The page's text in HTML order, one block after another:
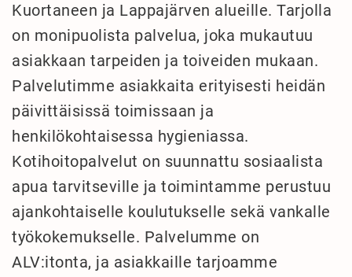
Kuortaneen ja Lappajärven alueille. Tarjolla
on monipuolista palvelua, joka mukautuu
asiakkaan tarpeiden ja toiveiden mukaan.
Palvelutimme asiakkaita erityisesti heidän
päivittäisissä toimissaan ja
henkilökohtaisessa hygieniassa.
Kotihoitopalvelut on suunnattu sosiaalista
apua tarvitseville ja toimintamme perustuu
ajankohtaiselle koulutukselle sekä vankalle
työkokemukselle. Palvelumme on
ALV:itonta, ja asiakkaille tarjoamme